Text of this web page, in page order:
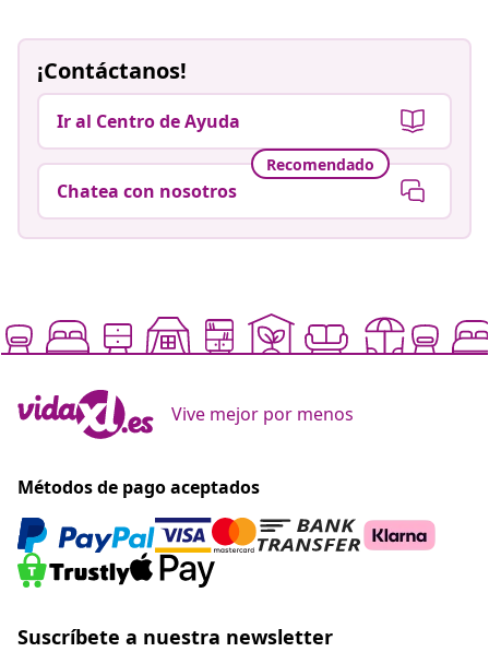
¡Contáctanos!
Ir al Centro de Ayuda
Recomendado
Chatea con nosotros
Vive mejor por menos
Métodos de pago aceptados
Suscríbete a nuestra newsletter